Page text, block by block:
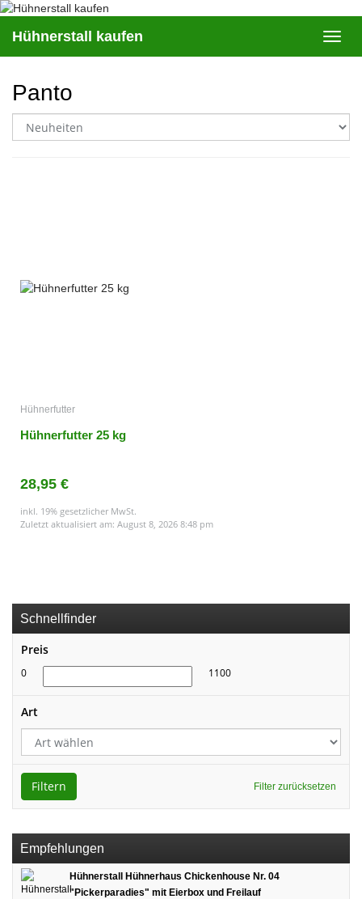
Skip
main
content
Hühnerstall kaufen
Panto
Hühnerfutter
Hühnerfutter 25 kg
28,95 €
inkl. 19% gesetzlicher MwSt.
Zuletzt aktualisiert am: August 8, 2026 8:48 pm
Schnellfinder
Preis
0 1100
Art
Filter zurücksetzen
Filtern
Empfehlungen
Hühnerstall Hühnerhaus Chickenhouse Nr. 04
"Pickerparadies" mit Eierbox und Freilauf